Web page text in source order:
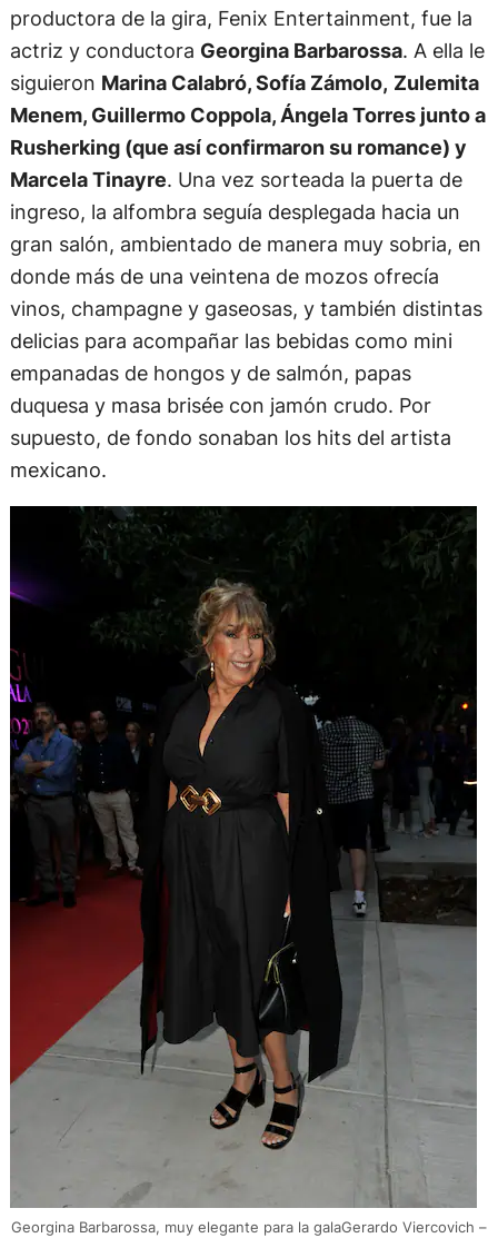
productora de la gira, Fenix Entertainment, fue la
actriz y conductora Georgina Barbarossa. A ella le
siguieron Marina Calabró, Sofía Zámolo, Zulemita
Menem, Guillermo Coppola, Ángela Torres junto a
Rusherking (que así confirmaron su romance) y
Marcela Tinayre. Una vez sorteada la puerta de
ingreso, la alfombra seguía desplegada hacia un
gran salón, ambientado de manera muy sobria, en
donde más de una veintena de mozos ofrecía
vinos, champagne y gaseosas, y también distintas
delicias para acompañar las bebidas como mini
empanadas de hongos y de salmón, papas
duquesa y masa brisée con jamón crudo. Por
supuesto, de fondo sonaban los hits del artista
mexicano.
Georgina Barbarossa, muy elegante para la galaGerardo Viercovich –